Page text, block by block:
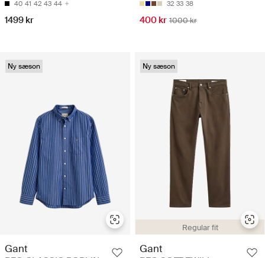
40 41 42 43 44
1499 kr
32 33 38
400 kr 1000 kr
Ny sæson
Gant
Regular fit
Ny sæson
Gant